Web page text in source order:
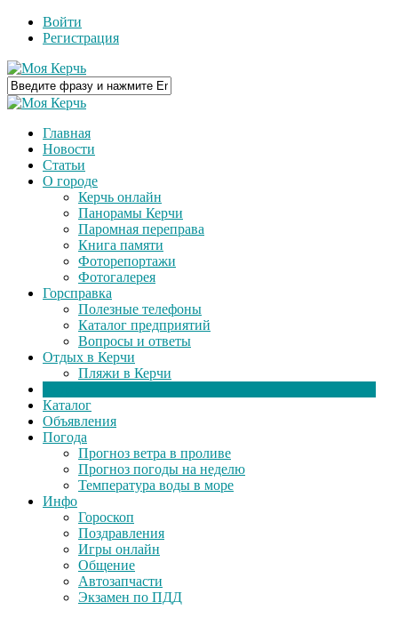
Войти
Регистрация
Главная
Новости
Статьи
О городе
Керчь онлайн
Панорамы Керчи
Паромная переправа
Книга памяти
Фоторепортажи
Фотогалерея
Горсправка
Полезные телефоны
Каталог предприятий
Вопросы и ответы
Отдых в Керчи
Пляжи в Керчи
Каталог
Объявления
Погода
Прогноз ветра в проливе
Прогноз погоды на неделю
Температура воды в море
Инфо
Гороскоп
Поздравления
Игры онлайн
Общение
Автозапчасти
Экзамен по ПДД